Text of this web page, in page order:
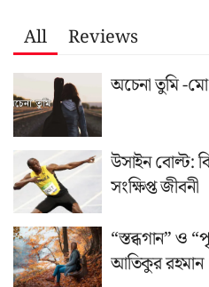
All
Reviews
অচেনা তুমি -
উসাইন বোল্ট:
সংক্ষিপ্ত জীবনী
“স্তব্ধগান” ও
আতিকুর রহমান